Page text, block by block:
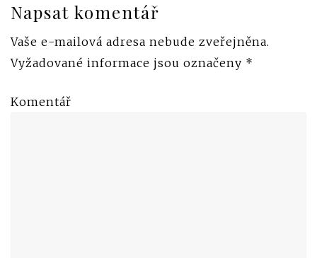
Napsat komentář
Vaše e-mailová adresa nebude zveřejněna.
Vyžadované informace jsou označeny *
Komentář